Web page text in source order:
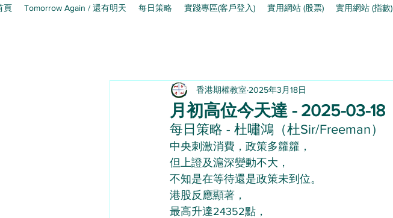
頁 Tomorrow Again / 還有明天 每日策略 實踐專區(客戶登入) 實用網站 (股票) 實用網站 (指數)
月初高位今天達 - 2025-03-18
香港期權教室 2025年3月18日
每日策略 - 杜嘯鴻（杜Sir/Freeman）
中央刺激消費，政策多籮籮，
但上證及滬深變動不大，
不知是在等待還是政策未到位。
港股反應顯著，
最高升達24352點，